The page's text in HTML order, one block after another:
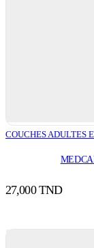
COUCHES ADULTES
27,000TND